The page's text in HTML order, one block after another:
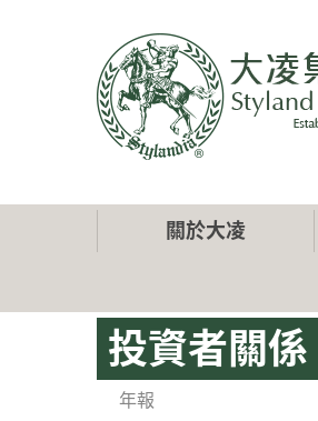
Main
navigation
關於大凌
投資者關係
年報